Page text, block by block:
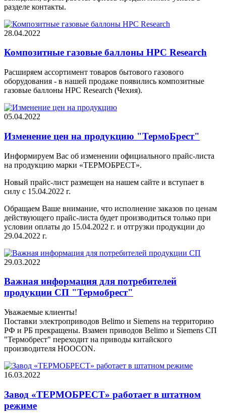
разделе контакты.
28.04.2022
Композитные газовые баллоны НРС Research
Расширяем ассортимент товаров бытового газового
оборудования - в нашей продаже появились композитные
газовые баллоны НРС Research (Чехия).
05.04.2022
Изменение цен на продукцию "ТермоБрест"
Информируем Вас об изменении официального прайс-листа
на продукцию марки «ТЕРМОБРЕСТ».
Новый прайс-лист размещен на нашем сайте и вступает в
силу с 15.04.2022 г.
Обращаем Ваше внимание, что исполнение заказов по ценам
действующего прайс-листа будет производиться только при
условии оплаты до 15.04.2022 г. и отгрузки продукции до
29.04.2022 г.
29.03.2022
Важная информация для потребителей
продукции СП "Термобрест"
Уважаемые клиенты!
Поставки электроприводов Belimo и Siemens на территорию
РФ и РБ прекращены. Взамен приводов Belimo и Siemens СП
"Термобрест" переходит на приводы китайского
производителя HOOCON.
16.03.2022
Завод «ТЕРМОБРЕСТ» работает в штатном
режиме